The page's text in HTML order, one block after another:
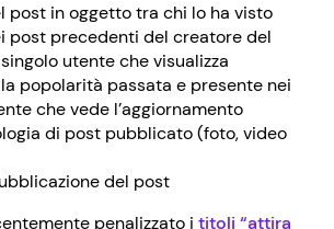
post in oggetto tra chi lo ha visto
post precedenti del creatore del
utente che visualizza
popolarità passata e presente nei
che vede l’aggiornamento
di post pubblicato (foto, video
del post
penalizzato i titoli “attira